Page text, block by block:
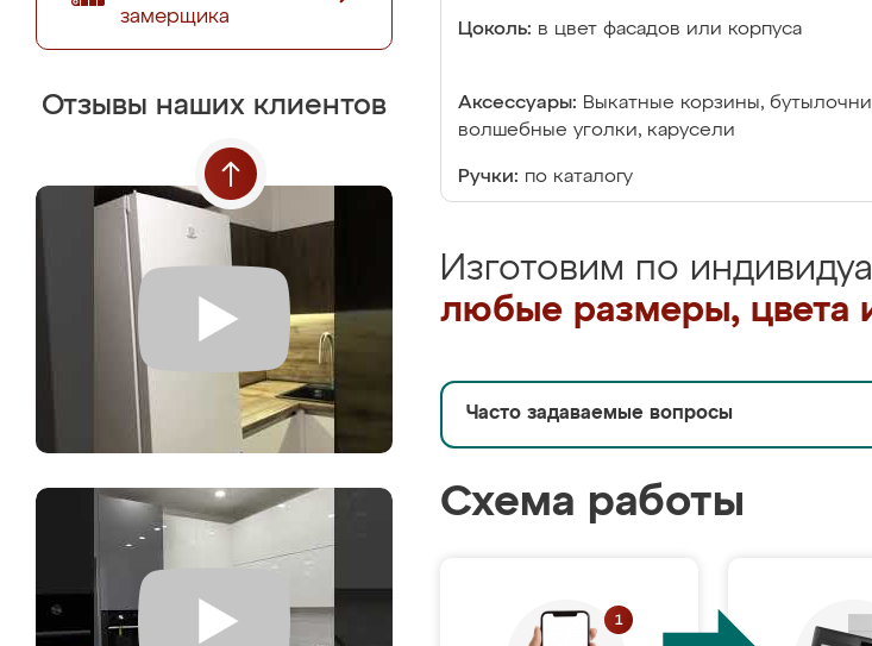
замерщика
Отзывы наших клиентов
Цоколь: в цвет фасадов или корпуса
Аксессуары: Выкатные корзины,
волшебные уголки, карусели
Ручки: по каталогу
Изготовим по
любые размеры, цвета
Часто задаваемые вопросы
Схема работы